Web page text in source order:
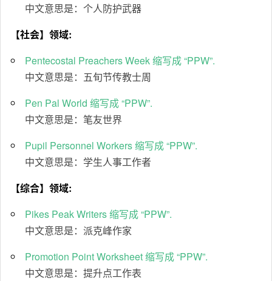
中文意思是：个人防护武器
【社会】领域:
Pentecostal Preachers Week 缩写成 “PPW”.
中文意思是：五旬节传教士周
Pen Pal World 缩写成 “PPW”.
中文意思是：笔友世界
Pupil Personnel Workers 缩写成 “PPW”.
中文意思是：学生人事工作者
【综合】领域:
Pikes Peak Writers 缩写成 “PPW”.
中文意思是：派克峰作家
Promotion Point Worksheet 缩写成 “PPW”.
中文意思是：提升点工作表